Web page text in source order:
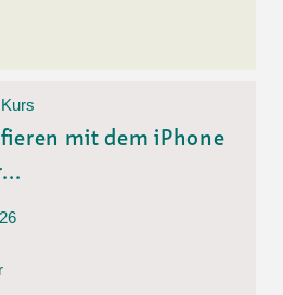
mit dem iPhone